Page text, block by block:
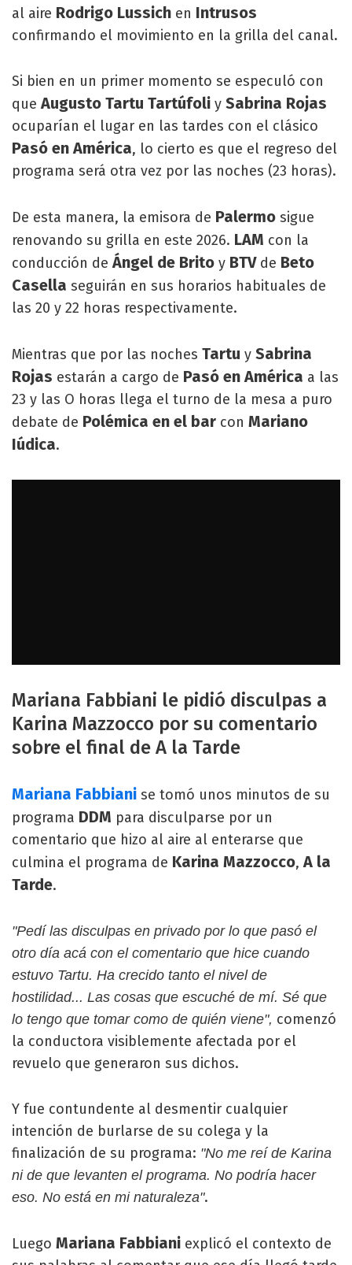
al aire Rodrigo Lussich en Intrusos
confirmando el movimiento en la grilla del canal.
Si bien en un primer momento se especuló con
que Augusto Tartu Tartúfoli y Sabrina Rojas
ocuparían el lugar en las tardes con el clásico
Pasó en América, lo cierto es que el regreso del
programa será otra vez por las noches (23 horas).
De esta manera, la emisora de Palermo sigue
renovando su grilla en este 2026. LAM con la
conducción de Ángel de Brito y BTVde Beto
Casella seguirán en sus horarios habituales de
las 20 y 22 horas respectivamente.
Mientras que por las noches Tartu y Sabrina
Rojas estarán a cargo de Pasó en América a las
23 y las O horas llega el turno de la mesa a puro
debate de Polémica en el bar con Mariano
Iúdica.
Mariana Fabbiani le pidió disculpas a
Karina Mazzocco por su comentario
sobre el final de A la Tarde
Mariana Fabbiani se tomó unos minutos de su
programa DDM para disculparse por un
comentario que hizo al aire al enterarse que
culmina el programa de Karina Mazzocco,A la
Tarde.
"Pedí las disculpas en privado por lo que pasó el
otro día acá con el comentario que hice cuando
estuvo Tartu. Ha crecido tanto el nivel de
hostilidad... Las cosas que escuché de mí. Sé que
lo tengo que tomar como de quién viene", comenzó
la conductora visiblemente afectada por el
revuelo que generaron sus dichos.
Y fue contundente al desmentir cualquier
intención de burlarse de su colega y la
finalización de su programa: "No me reí de Karina
ni de que levanten el programa. No podría hacer
eso. No está en mi naturaleza".
Luego Mariana Fabbiani explicó el contexto de